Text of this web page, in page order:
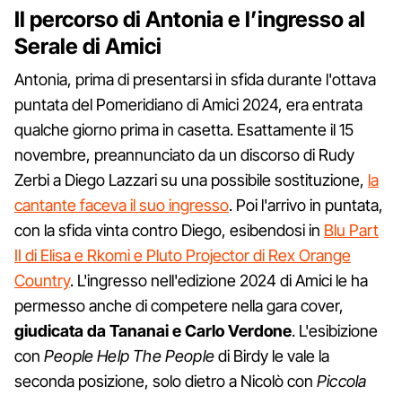
Il percorso di Antonia e l’ingresso al
Serale di Amici
Antonia, prima di presentarsi in sfida durante l'ottava
puntata del Pomeridiano di Amici 2024, era entrata
qualche giorno prima in casetta. Esattamente il 15
novembre, preannunciato da un discorso di Rudy
Zerbi a Diego Lazzari su una possibile sostituzione, la
cantante faceva il suo ingresso. Poi l'arrivo in puntata,
con la sfida vinta contro Diego, esibendosi in Blu Part
II di Elisa e Rkomi e Pluto Projector di Rex Orange
Country. L'ingresso nell'edizione 2024 di Amici le ha
permesso anche di competere nella gara cover,
giudicata da Tananai e Carlo Verdone. L'esibizione
con People Help The Peopledi Birdy le vale la
seconda posizione, solo dietro a Nicolò con Piccola